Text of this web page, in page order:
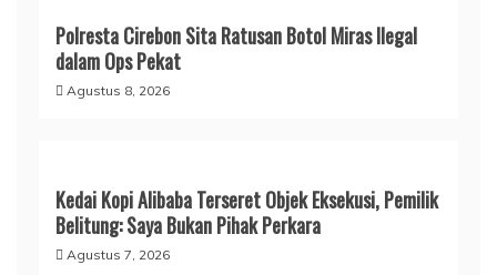
Polresta Cirebon Sita Ratusan Botol Miras Ilegal
dalam Ops Pekat
Agustus 8, 2026
Kedai Kopi Alibaba Terseret Objek Eksekusi, Pemilik
Belitung: Saya Bukan Pihak Perkara
Agustus 7, 2026